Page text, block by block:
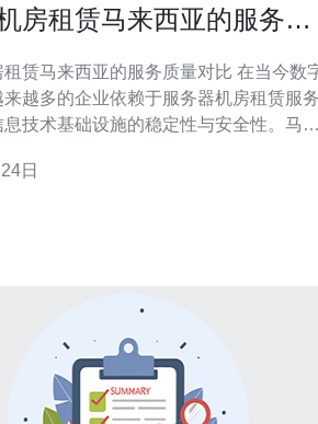
房租赁马来西亚的服务质
马来西亚的服务质量对比 在当今数字
越多的企业依赖于服务器机房租赁服务
技术基础设施的稳定性与安全性。马来
。然而，各家服务商的服务质量差异较
日